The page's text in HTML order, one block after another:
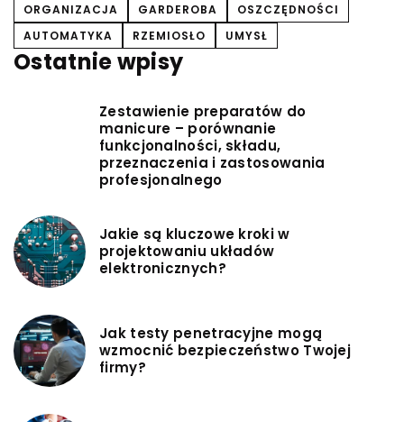
ORGANIZACJA
GARDEROBA
OSZCZĘDNOŚCI
AUTOMATYKA
RZEMIOSŁO UMYSŁ
Ostatnie wpisy
Zestawienie preparatów do
manicure – porównanie
funkcjonalności, składu,
przeznaczenia i zastosowania
profesjonalnego
Jakie są kluczowe kroki w
projektowaniu układów
elektronicznych?
Jak testy penetracyjne mogą
wzmocnić bezpieczeństwo Twojej
firmy?